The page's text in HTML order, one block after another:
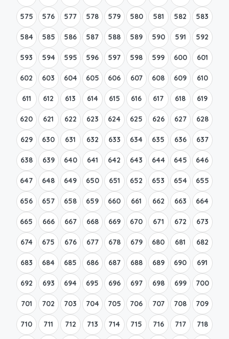
575 576 577 578 579 580 581 582 583
584 585 586 587 588 589 590 591 592
593 594 595 596 597 598 599 600 601
602 603 604 605 606 607 608 609 610
611 612 613 614 615 616 617 618 619
620 621 622 623 624 625 626 627 628
629 630 631 632 633 634 635 636 637
638 639 640 641 642 643 644 645 646
647 648 649 650 651 652 653 654 655
656 657 658 659 660 661 662 663 664
665 666 667 668 669 670 671 672 673
674 675 676 677 678 679 680 681 682
683 684 685 686 687 688 689 690 691
692 693 694 695 696 697 698 699 700
701 702 703 704 705 706 707 708 709
710 711 712 713 714 715 716 717 718